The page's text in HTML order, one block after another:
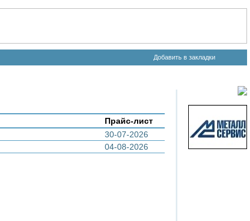
Добавить в закладки
Прайс-лист
30-07-2026
04-08-2026